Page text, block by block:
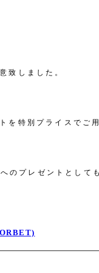
致しました。
特別プライスでご
のプレゼントとして